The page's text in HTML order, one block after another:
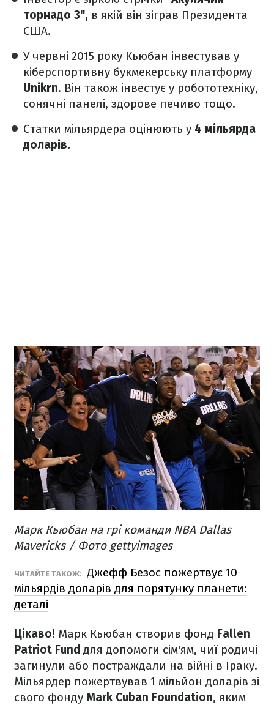
торнадо 3", в якій він зіграв Президента
США.
У червні 2015 року Кьюбан інвестував у
кіберспортивну букмекерську платформу
Unikrn. Він також інвестує у робототехніку,
сонячні панелі, здорове печиво тощо.
Статки мільярдера оцінюють у 4 мільярда
доларів.
Марк Кьюбан на грі команди NBA Dallas
Mavericks / Фото gettyimages
ЧИТАЙТЕ ТАКОЖ: Джефф Безос пожертвує 10
мільярдів доларів для порятунку планети:
деталі
Цікаво! Марк Кьюбан створив фонд Fallen
Patriot Fund для допомоги сім'ям, чиї родичі
загинули або постраждали на війні в Іраку.
Мільярдер пожертвував 1 мільйон доларів зі
свого фонду Mark Cuban Foundation, яким